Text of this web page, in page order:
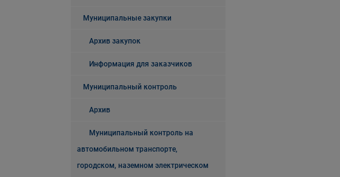
Муниципальные закупки
Архив закупок
Информация для заказчиков
Муниципальный контроль
Архив
Муниципальный контроль на
автомобильном транспорте,
городском, наземном электрическом